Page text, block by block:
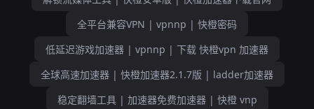
全平台兼容VPN | vpnnp | 快橙密码
低延迟游戏加速器 | vpnnp | 下载 快橙vpn 加速器
全球高速加速器 | 快橙加速器2.1.7版 | ladder加速器
稳定翻墙工具 | 加速器免费加速器 | 快橙 vnp